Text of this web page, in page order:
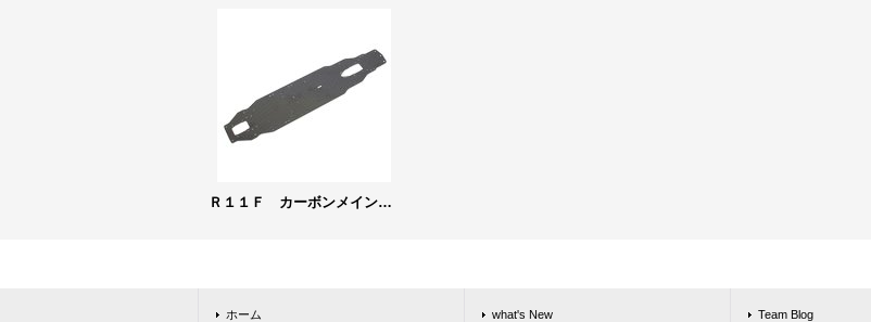
Ｒ１１Ｆ カーボンメインシャーシ［R118300］
ホーム what's New Team Blog